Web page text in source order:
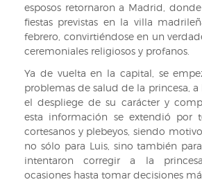
esposos retornaron a Madrid,
fiestas previstas en la villa
febrero, convirtiéndose en un
ceremoniales religiosos y profanos.
Ya de vuelta en la capital, se
problemas de salud de la princesa,
el despliege de su carácter y
esta información se extendió por
cortesanos y plebeyos, siendo
no sólo para Luis, sino también
intentaron corregir a la
ocasiones hasta tomar decisiones